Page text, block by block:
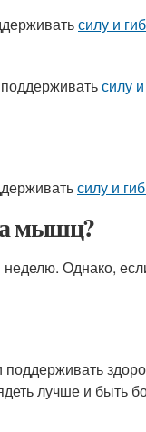
силу и
силу
силу и
мышц?
Однако,
лучше и быть